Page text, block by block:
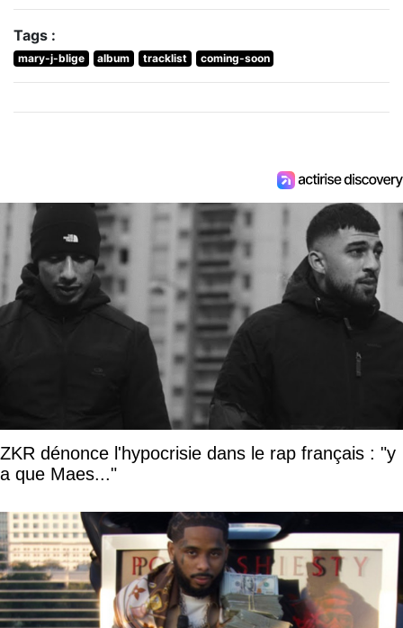
Tags :
mary-j-blige album tracklist coming-soon
ZKR dénonce l'hypocrisie dans le rap français : "y
a que Maes..."